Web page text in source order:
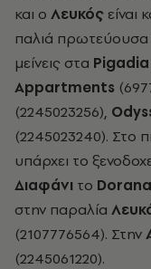
και ο Λευκός είναι
παλιά πρωτεύουσα
μείνεις στα
Appartments
(2245023256),
(2245023240). Στο
υπάρχει το
Διαφάνι το
στην παραλία
(2107776564). Στην
(2245061220).